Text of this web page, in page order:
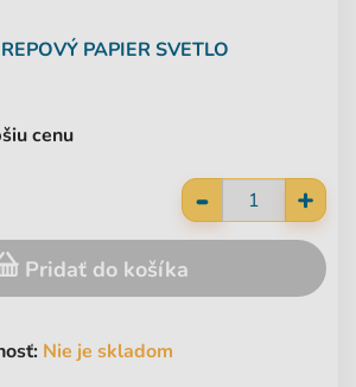
PAPIER SVETLO
cenu
Nie je skladom
- +
Pridať do košíka